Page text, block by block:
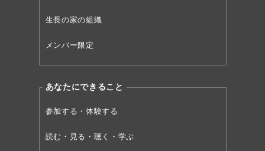
生長の家の組織
メンバー限定
あなたにできること
参加する・体験する
読む・見る・聴く・学ぶ